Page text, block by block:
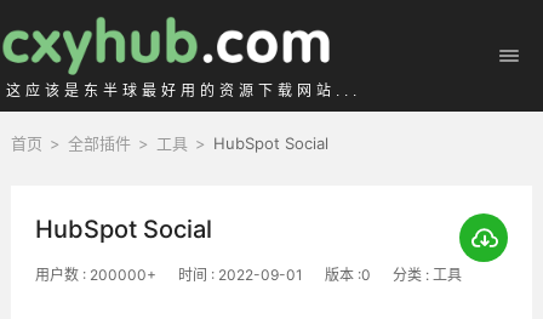
这应该是东半球最好用的资源下载网站...
首页 > 全部插件 > 工具 > HubSpot Social
HubSpot Social
用户数 : 200000+ 时间 : 2022-09-01 版本 :0 分类 : 工具